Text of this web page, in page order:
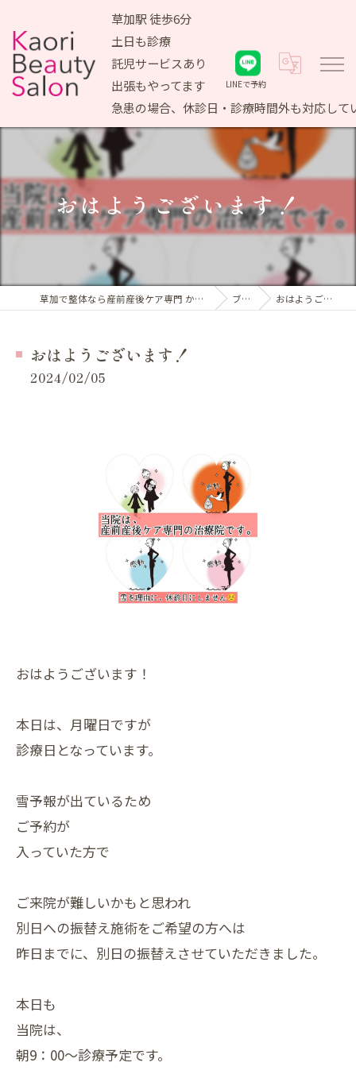
草加駅 徒歩6分
土日も診療
託児サービスあり
出張もやってます
急患の場合、休診日・診療時間外も対応して
LINEで予約
おはようございます！
草加で整体なら産前産後ケア専門 かおりビューティサロン ブログ おはようございます！
おはようございます！
2024/02/05
おはようございます！
本日は、月曜日ですが
診療日となっています。
雪予報が出ているため
ご予約が
入っていた方で
ご来院が難しいかもと思われ
別日への振替え施術をご希望の方へは
昨日までに、別日の振替えさせていただきました。
本日も
当院は、
朝9：00～診療予定です。